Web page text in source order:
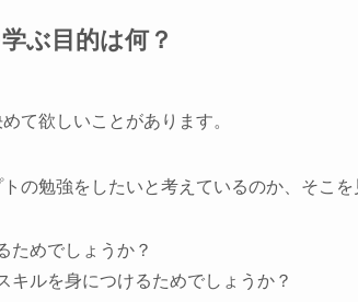
ぶ目的は何？
て欲しいことがあります。
の勉強をしたいと考えているのか、そこを
ためでしょうか？
キルを身につけるためでしょうか？